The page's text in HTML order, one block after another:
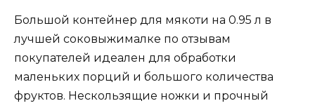
Большой контейнер для мякоти на 0.95 л в
лучшей соковыжималке по отзывам
покупателей идеален для обработки
маленьких порций и большого количества
фруктов. Нескользящие ножки и прочный